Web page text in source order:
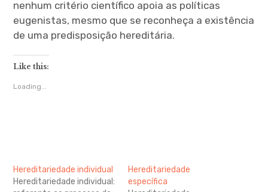
nenhum critério científico apoia as políticas
eugenistas, mesmo que se reconheça a existência
de uma predisposição hereditária.
Like this:
Loading...
Hereditariedade individual
Hereditariedade individual:
Hereditariedade
específica